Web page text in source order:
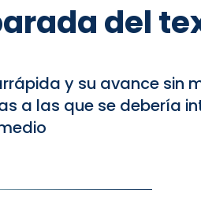
del
y su avance sin
a las que se debería